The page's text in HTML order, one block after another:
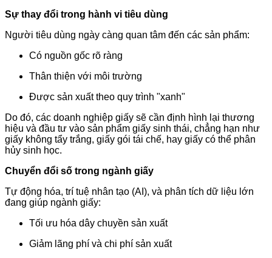
Sự thay đổi trong hành vi tiêu dùng
Người tiêu dùng ngày càng quan tâm đến các sản phẩm:
Có nguồn gốc rõ ràng
Thân thiện với môi trường
Được sản xuất theo quy trình "xanh"
Do đó, các doanh nghiệp giấy sẽ cần định hình lại thương
hiệu và đầu tư vào sản phẩm giấy sinh thái, chẳng hạn như
giấy không tẩy trắng, giấy gói tái chế, hay giấy có thể phân
hủy sinh học.
Chuyển đổi số trong ngành giấy
Tự động hóa, trí tuệ nhân tạo (AI), và phân tích dữ liệu lớn
đang giúp ngành giấy:
Tối ưu hóa dây chuyền sản xuất
Giảm lãng phí và chi phí sản xuất